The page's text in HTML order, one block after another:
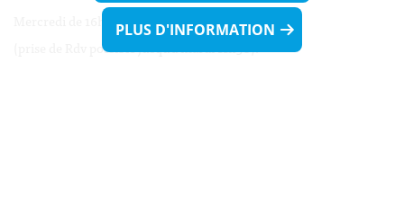
Mercredi de 16h00 - 18h45 uniquement sur Rdv
(prise de Rdv possible jusqu'à mardi 11h30).
PLUS D'INFORMATION